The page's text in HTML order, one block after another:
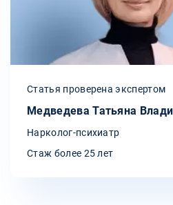
Статья проверена экспертом
Медведева Татьяна
Нарколог-психиатр
Стаж более 25 лет